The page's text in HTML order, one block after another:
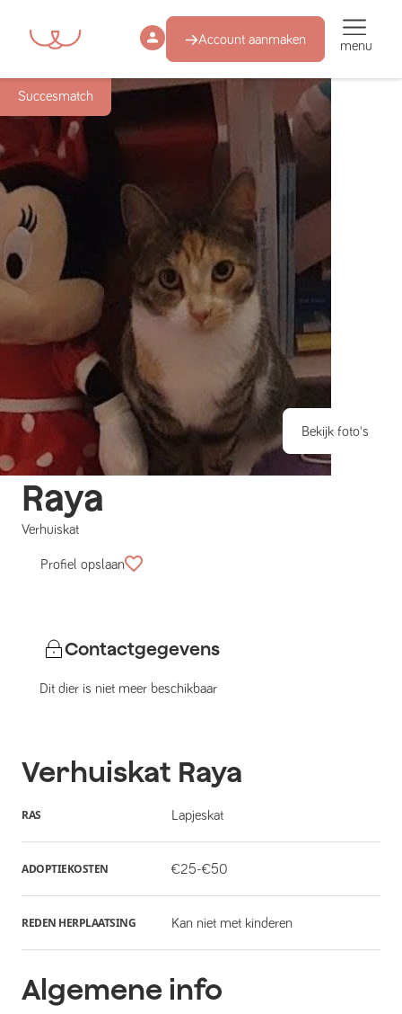
Account aanmaken menu
Succesmatch
Bekijk foto's
Raya
Verhuiskat
Profiel opslaan
Contactgegevens
Dit dier is niet meer beschikbaar
Verhuiskat Raya
RAS Lapjeskat
ADOPTIEKOSTEN €25-€50
REDEN HERPLAATSING Kan niet met kinderen
Algemene info